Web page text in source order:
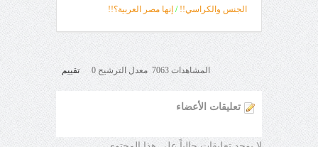
الجنس والكراسي!! / إنها مصر العربية؟!!
المشاهدات 7063 معدل الترشيح 0 تقييم
تعليقات الأعضاء